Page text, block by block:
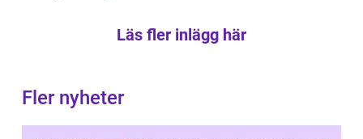
Läs fler inlägg här
Fler nyheter